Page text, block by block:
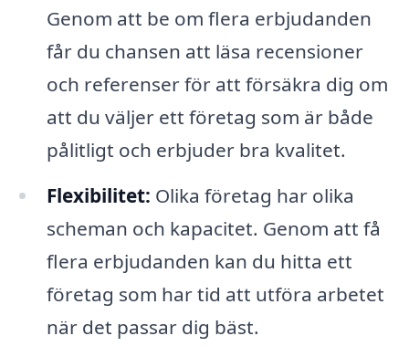
Genom att be om flera erbjudanden
får du chansen att läsa recensioner
och referenser för att försäkra dig om
att du väljer ett företag som är både
pålitligt och erbjuder bra kvalitet.
Flexibilitet: Olika företag har olika
scheman och kapacitet. Genom att få
flera erbjudanden kan du hitta ett
företag som har tid att utföra arbetet
när det passar dig bäst.